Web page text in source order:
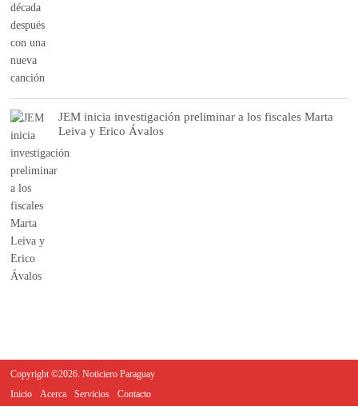
JEM inicia investigación preliminar a los fiscales Marta
Leiva y Erico Ávalos
Copyright ©2026. Noticiero Paraguay
Inicio
Acerca Servicios Contacto